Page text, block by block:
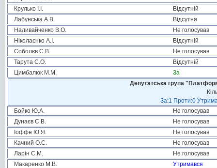
Крулько І.І.
Відсутній
Лабунська А.В.
Відсутня
Наливайченко В.О.
Не голосував
Ніколаєнко А.І.
Відсутній
Соболєв С.В.
Не голосував
Тарута С.О.
Відсутній
Цимбалюк М.М.
За
Депутатська група
За:1 Проти:0
Бойко Ю.А.
Не голосував
Дунаєв С.В.
Не голосував
Іоффе Ю.Я.
Не голосував
Качний О.С.
Не голосував
Ларін С.М.
Не голосував
Макаренко М.В.
Утримався